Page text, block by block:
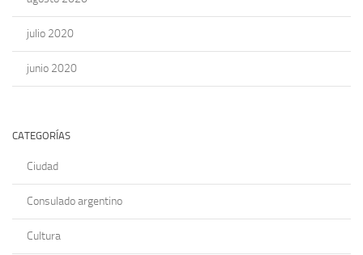
julio 2020
junio 2020
CATEGORÍAS
Ciudad
Consulado argentino
Cultura